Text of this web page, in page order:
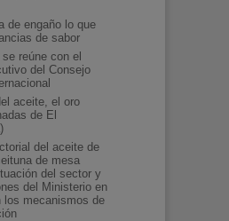
de engaño lo que
de sabor
reúne con el
del Consejo
aceite, el oro
de El
del aceite de
de mesa
del sector y
del Ministerio en
los mecanismos de